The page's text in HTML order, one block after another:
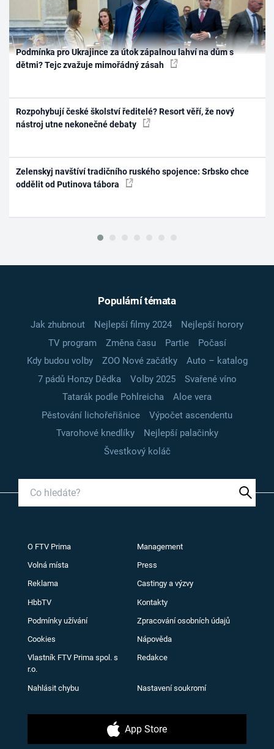
Podmínka pro Ukrajince za útok zápalnou lahví na dům s
dětmi? Tejc zvažuje mimořádný zásah
Rozpohybují české školství ředitelé? Resort věří, že nový
nástroj utne nekonečné debaty
Zelenskyj navštíví tradičního ruského spojence: Srbsko chce
oddělit od Putinova tábora
Populární témata
Jak zhubnout Nejlepší filmy 2024
Nejlepší horory
TV program
Změna času Partie
Počasí
Kdy budou volby
ZOO Nové začátky
Auto – katalog
7 pádů Honzy Dědka
Volby 2025
Svařené víno
Tatarák podle Pohlreicha
Aloe vera
Pěstování lichořeřišnice
Výpočet ascendentu
Tvarohové knedlíky
Nejlepší palačinky
Švestkový koláč
O FTV Prima Management
Volná místa Press
Reklama Castingy a výzvy
HbbTV Kontakty
Podmínky užívání Zpracování osobních údajů
Cookies Nápověda
Vlastník FTV Prima spol. s
r.o.
Redakce
Nahlásit chybu Nastavení soukromí
App Store